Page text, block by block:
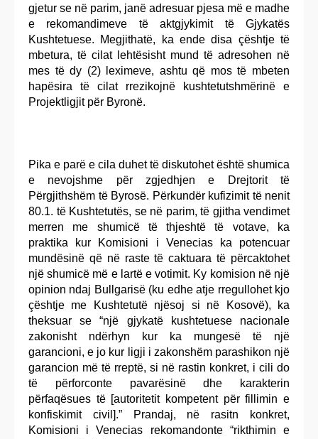
gjetur se në parim, janë adresuar pjesa më e madhe
e rekomandimeve të aktgjykimit të Gjykatës
Kushtetuese. Megjithatë, ka ende disa çështje të
mbetura, të cilat lehtësisht mund të adresohen në
mes të dy (2) leximeve, ashtu që mos të mbeten
hapësira të cilat rrezikojnë kushtetutshmërinë e
Projektligjit për Byronë.
Pika e parë e cila duhet të diskutohet është shumica
e nevojshme për zgjedhjen e Drejtorit të
Përgjithshëm të Byrosë. Përkundër kufizimit të nenit
80.1. të Kushtetutës, se në parim, të gjitha vendimet
merren me shumicë të thjeshtë të votave, ka
praktika kur Komisioni i Venecias ka potencuar
mundësinë që në raste të caktuara të përcaktohet
një shumicë më e lartë e votimit. Ky komision në një
opinion ndaj Bullgarisë (ku edhe atje rregullohet kjo
çështje me Kushtetutë njësoj si në Kosovë), ka
theksuar se “një gjykatë kushtetuese nacionale
zakonisht ndërhyn kur ka mungesë të një
garancioni, e jo kur ligji i zakonshëm parashikon një
garancion më të rreptë, si në rastin konkret, i cili do
të përforconte pavarësinë dhe karakterin
përfaqësues të [autoritetit kompetent për fillimin e
konfiskimit civil].” Prandaj, në rasitn konkret,
Komisioni i Venecias rekomandonte “rikthimin e